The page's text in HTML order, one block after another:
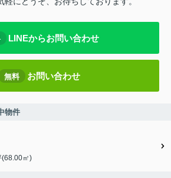
LINEからお問い合わせ
無料 お問い合わせ
物件
(68.00㎡)